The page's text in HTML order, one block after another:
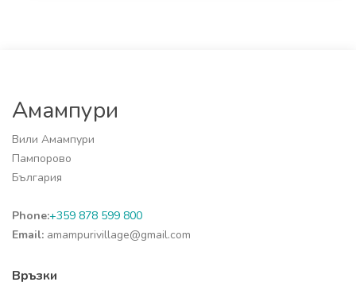
Амампури
Вили Амампури
Пампорово
България
Phone:+359 878 599 800
Email: amampurivillage@gmail.com
Връзки